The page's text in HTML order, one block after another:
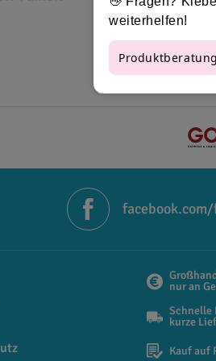
mit 3D-Effekt.
liefern schnell und zuverlässig
nur an
Schnelle
kurze
Kauf auf